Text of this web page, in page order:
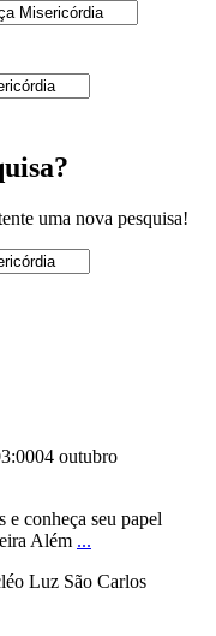
uma nova pesquisa!
04 outubro
e conheça seu papel
Além ...